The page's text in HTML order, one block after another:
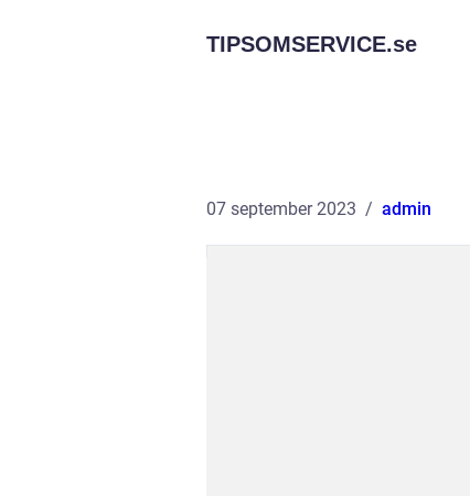
TIPSOMSERVICE.se
07 september 2023 admin